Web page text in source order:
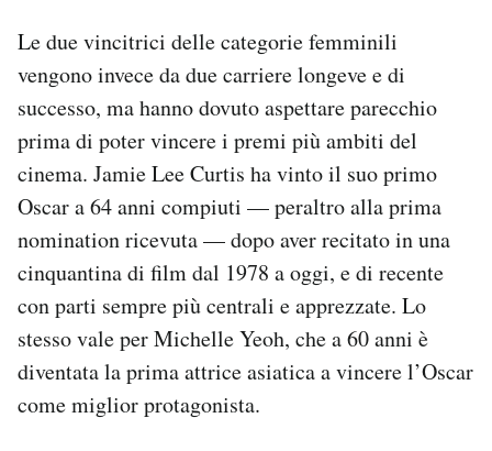
Le due vincitrici delle categorie femminili
vengono invece da due carriere longeve e di
successo, ma hanno dovuto aspettare parecchio
prima di poter vincere i premi più ambiti del
cinema. Jamie Lee Curtis ha vinto il suo primo
Oscar a 64 anni compiuti — peraltro alla prima
nomination ricevuta — dopo aver recitato in una
cinquantina di film dal 1978 a oggi, e di recente
con parti sempre più centrali e apprezzate. Lo
stesso vale per Michelle Yeoh, che a 60 anni è
diventata la prima attrice asiatica a vincere l’Oscar
come miglior protagonista.